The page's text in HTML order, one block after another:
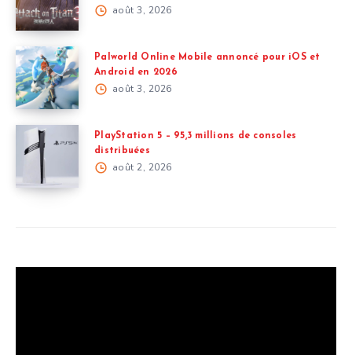
août 3, 2026
Palworld Online Mobile annoncé pour iOS et
Android en 2026
août 3, 2026
PlayStation 5 – 95,3 millions de consoles
distribuées
août 2, 2026